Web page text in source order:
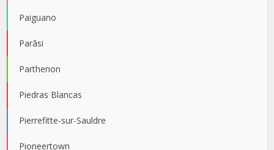
Paiguano
Parāsi
Parthenon
Piedras Blancas
Pierrefitte-sur-Sauldre
Pioneertown